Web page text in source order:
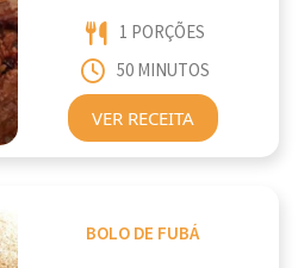
1 PORÇÕES
50 MINUTOS
VER RECEITA
BOLO DE FUBÁ